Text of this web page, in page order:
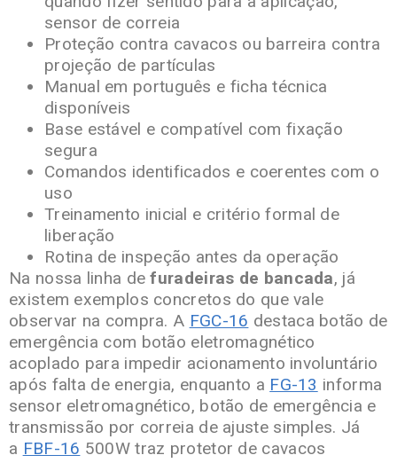
sensor de correia
Proteção contra cavacos ou barreira contra
projeção de partículas
Manual em português e ficha técnica
disponíveis
Base estável e compatível com fixação
segura
Comandos identificados e coerentes com o
uso
Treinamento inicial e critério formal de
liberação
Rotina de inspeção antes da operação
Na nossa linha defuradeiras de bancada, já
existem exemplos concretos do que vale
observar na compra. A FGC-16 destaca botão de
emergência com botão eletromagnético
acoplado para impedir acionamento involuntário
após falta de energia, enquanto a FG-13 informa
sensor eletromagnético, botão de emergência e
transmissão por correia de ajuste simples. Já
a FBF-16 500W traz protetor de cavacos